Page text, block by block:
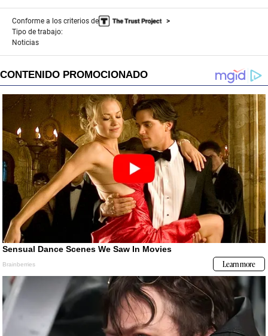
Conforme a los criterios de
Tipo de trabajo:
Noticias